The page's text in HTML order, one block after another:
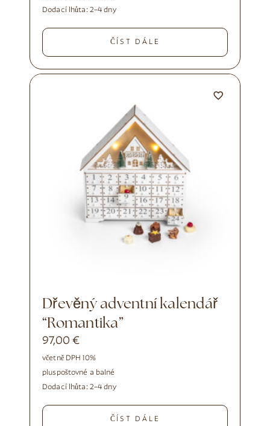
Dodací lhůta: 2–4 dny
ČÍST DÁLE
Dřevěný adventní kalendář
“Romantika”
97,00€
včetně DPH 10%
pluspoštovné a balné
Dodací lhůta: 2–4 dny
ČÍST DÁLE